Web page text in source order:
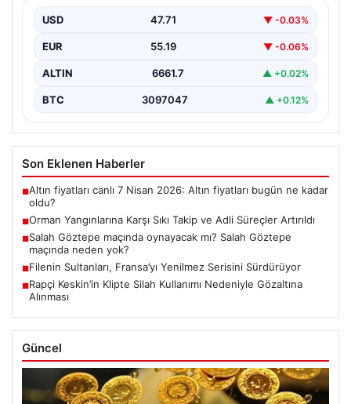
artarken, devlet kurumları ve yargı organları bu…
USD 47.71 ▼ -0.03%
EUR 55.19 ▼ -0.06%
ALTIN 6661.7 ▲ +0.02%
BTC 3097047 ▲ +0.12%
Son Eklenen Haberler
■Altın fiyatları canlı 7 Nisan 2026: Altın fiyatları bugün ne kadar
oldu?
■Orman Yangınlarına Karşı Sıkı Takip ve Adli Süreçler Artırıldı
■Salah Göztepe maçında oynayacak mı? Salah Göztepe
maçında neden yok?
■Filenin Sultanları, Fransa’yı Yenilmez Serisini Sürdürüyor
■Rapçi Keskin’in Klipte Silah Kullanımı Nedeniyle Gözaltına
Alınması
Güncel